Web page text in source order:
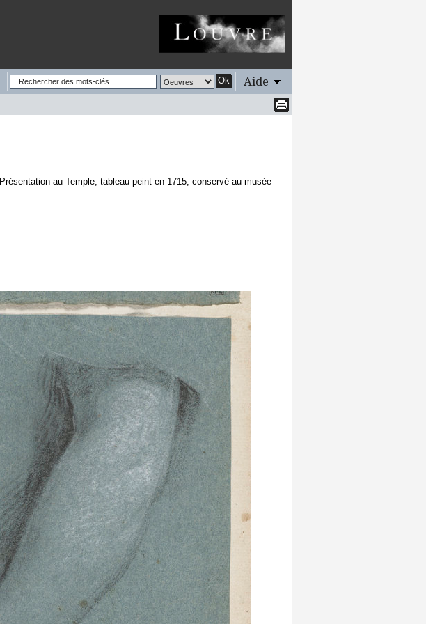
Ok Aide
au Temple, tableau peint en 1715, conservé au musée